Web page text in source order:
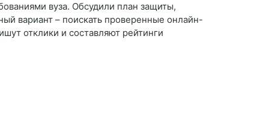
вуза. Обсудили план защиты,
вариант – поискать проверенные онлайн-
отклики и составляют рейтинги